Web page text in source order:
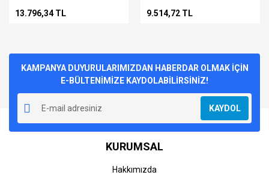
13.796,34 TL 9.514,72 TL
KAMPANYA DUYURULARIMIZDAN HABERDAR OLMAK İÇİN
E-BÜLTENİMİZE KAYDOLABİLİRSİNİZ!
KAYDOL
KURUMSAL
Hakkımızda